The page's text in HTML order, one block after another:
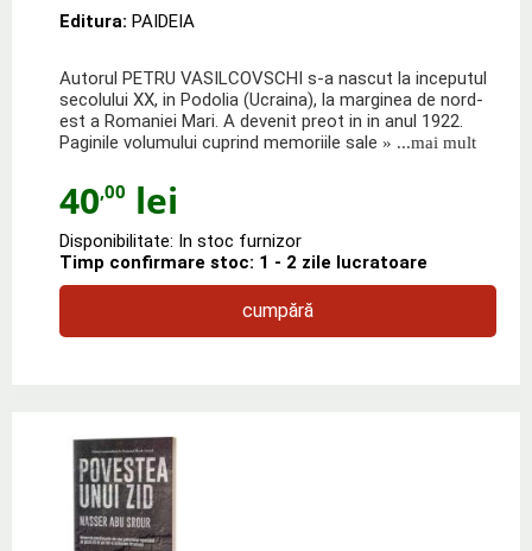
Editura: PAIDEIA
Autorul PETRU VASILCOVSCHI s-a nascut la inceputul
secolului XX, in Podolia (Ucraina), la marginea de nord-
est a Romaniei Mari. A devenit preot in in anul 1922.
Paginile volumului cuprind memoriile sale » ...mai mult
40,00 lei
Disponibilitate: In stoc furnizor
Timp confirmare stoc: 1 - 2 zile lucratoare
cumpără